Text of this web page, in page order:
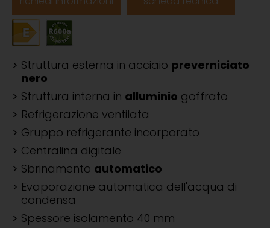
Struttura esterna in acciaio preverniciato
nero
Struttura interna in alluminio goffrato
Refrigerazione ventilata
Gruppo refrigerante incorporato
Centralina digitale
Sbrinamento automatico
Evaporazione automatica dell'acqua di
condensa
Spessore isolamento 40 mm